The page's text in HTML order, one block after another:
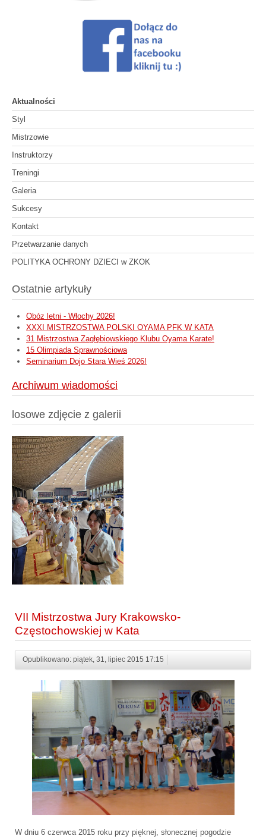
Aktualności
Styl
Mistrzowie
Instruktorzy
Treningi
Galeria
Sukcesy
Kontakt
Przetwarzanie danych
POLITYKA OCHRONY DZIECI w ZKOK
Ostatnie artykuły
Obóz letni - Włochy 2026!
XXXI MISTRZOSTWA POLSKI OYAMA PFK W KATA
31 Mistrzostwa Zagłębiowskiego Klubu Oyama Karate!
15 Olimpiada Sprawnościowa
Seminarium Dojo Stara Wieś 2026!
Archiwum wiadomości
losowe zdjęcie z galerii
VII Mistrzostwa Jury Krakowsko-
Częstochowskiej w Kata
Opublikowano: piątek, 31, lipiec 2015 17:15
W dniu 6 czerwca 2015 roku przy pięknej, słonecznej pogodzie